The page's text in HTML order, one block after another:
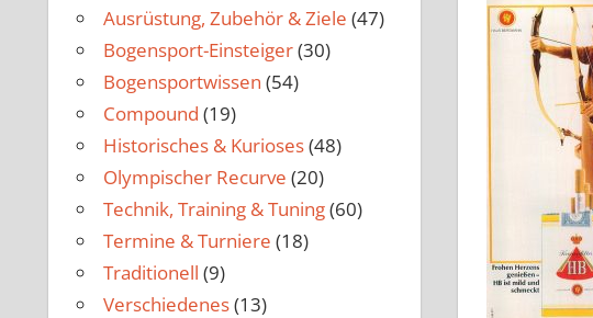
Ausrüstung, Zubehör & Ziele (47)
Bogensport-Einsteiger(30)
Bogensportwissen (54)
Compound (19)
Historisches & Kurioses(48)
Olympischer Recurve (20)
Technik, Training & Tuning(60)
Termine & Turniere (18)
Traditionell (9)
Verschiedenes(13)